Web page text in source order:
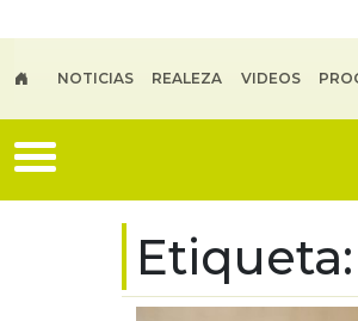
NOTICIAS REALEZA VIDEOS
Etiqueta: